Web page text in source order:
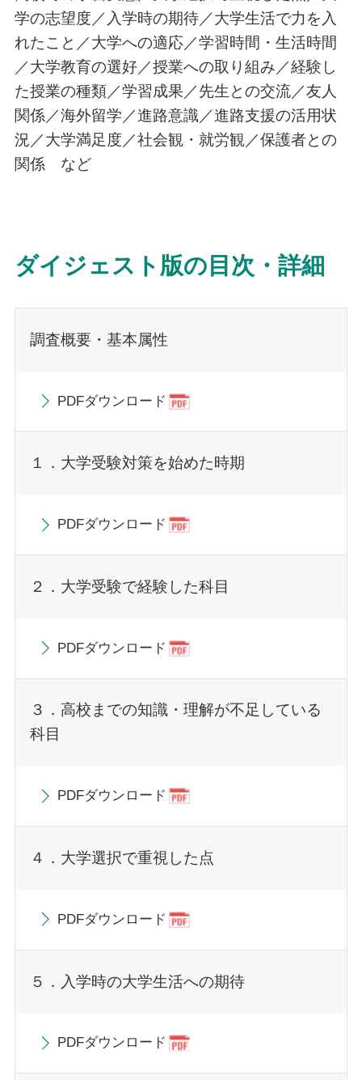
学の志望度／入学時の期待／大学生活で力を入
れたこと／大学への適応／学習時間・生活時間
／大学教育の選好／授業への取り組み／経験し
た授業の種類／学習成果／先生との交流／友人
関係／海外留学／進路意識／進路支援の活用状
況／大学満足度／社会観・就労観／保護者との
関係 など
ダイジェスト版の目次・詳細
調査概要・基本属性
PDFダウンロード
１．大学受験対策を始めた時期
PDFダウンロード
２．大学受験で経験した科目
PDFダウンロード
３．高校までの知識・理解が不足している
科目
PDFダウンロード
４．大学選択で重視した点
PDFダウンロード
５．入学時の大学生活への期待
PDFダウンロード